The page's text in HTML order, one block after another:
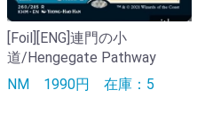
[Foil][ENG]連門の小
道/Hengegate Pathway
NM 1990円 在庫：5